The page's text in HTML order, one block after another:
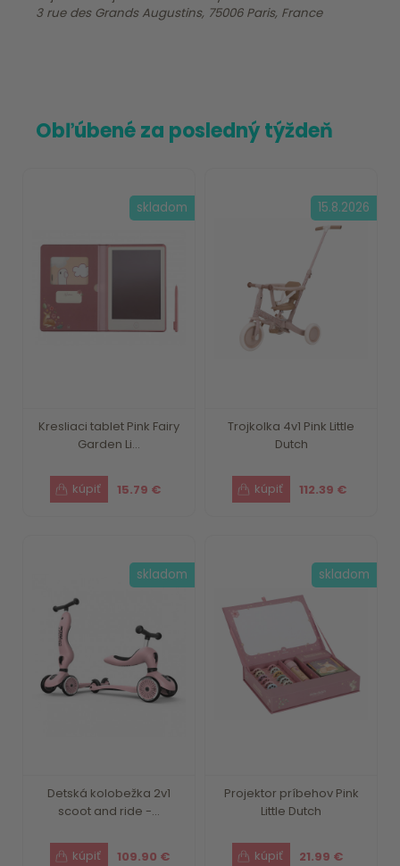
3 rue des Grands Augustins, 75006 Paris, France
Obľúbené za posledný týždeň
Kresliaci tablet Pink Fairy
Garden Li...
15.79 €
skladom
Trojkolka 4v1 Pink Little
Dutch
112.39 €
15.8.2026
Detská kolobežka 2v1
scoot and ride -...
109.90 €
skladom
Projektor príbehov Pink
Little Dutch
21.99 €
skladom